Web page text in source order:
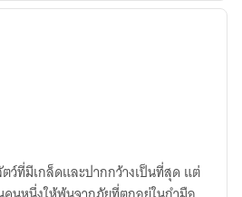
ว์ที่มีเกล็ดและปากกว้างเป็นที่สุด แต่